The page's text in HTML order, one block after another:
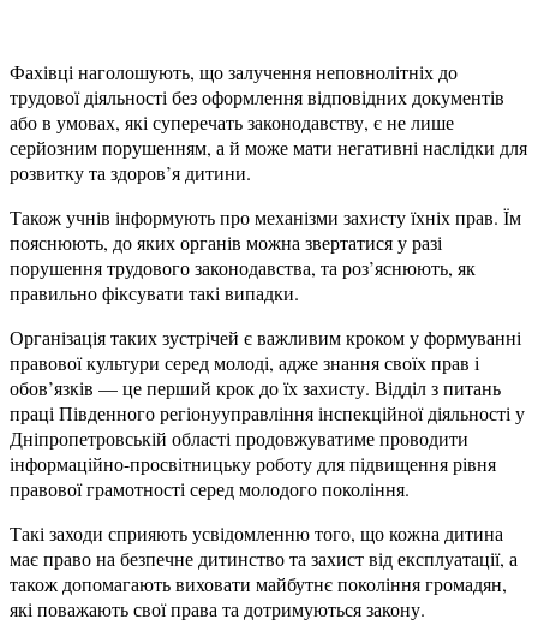
Фахівці наголошують, що залучення неповнолітніх до
трудової діяльності без оформлення відповідних документів
або в умовах, які суперечать законодавству, є не лише
серйозним порушенням, а й може мати негативні наслідки для
розвитку та здоров’я дитини.
Також учнів інформують про механізми захисту їхніх прав. Їм
пояснюють, до яких органів можна звертатися у разі
порушення трудового законодавства, та роз’яснюють, як
правильно фіксувати такі випадки.
Організація таких зустрічей є важливим кроком у формуванні
правової культури серед молоді, адже знання своїх прав і
обов’язків — це перший крок до їх захисту. Відділ з питань
праці Південного регіонууправління інспекційної діяльності у
Дніпропетровській області продовжуватиме проводити
інформаційно-просвітницьку роботу для підвищення рівня
правової грамотності серед молодого покоління.
Такі заходи сприяють усвідомленню того, що кожна дитина
має право на безпечне дитинство та захист від експлуатації, а
також допомагають виховати майбутнє покоління громадян,
які поважають свої права та дотримуються закону.